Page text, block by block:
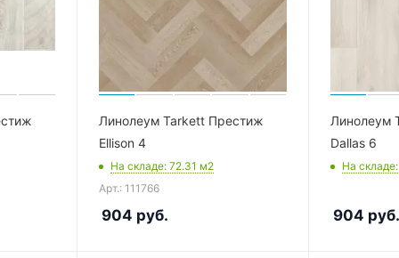
Линолеум Tarkett Престиж
Ellison 4
На складе: 72.31 м2
Арт.: 111766
904 руб.
Линолеум
Dallas 6
На складе
904 руб.